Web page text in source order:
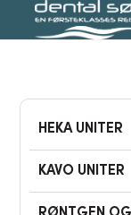
HEKA UNITER
KAVO UNITER